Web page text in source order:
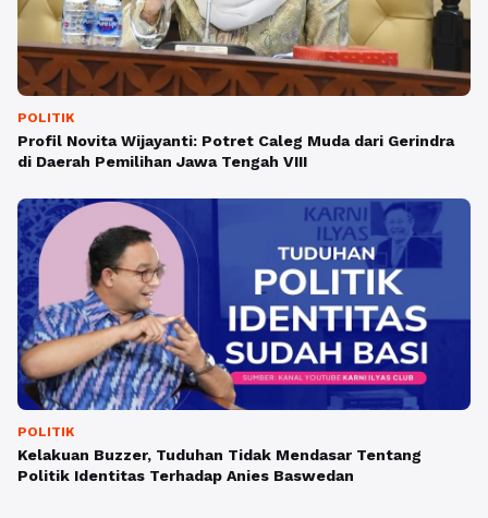
POLITIK
Profil Novita Wijayanti: Potret Caleg Muda dari Gerindra
di Daerah Pemilihan Jawa Tengah VIII
POLITIK
Kelakuan Buzzer, Tuduhan Tidak Mendasar Tentang
Politik Identitas Terhadap Anies Baswedan